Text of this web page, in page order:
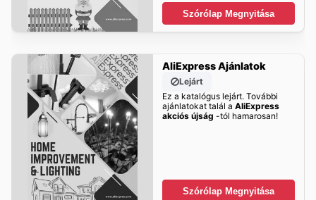
Szórólap Megnyitása
AliExpress Ajánlatok
Lejárt
Ez a katalógus lejárt. További
ajánlatokat talál a AliExpress
akciós újság -tól hamarosan!
Szórólap Megnyitása